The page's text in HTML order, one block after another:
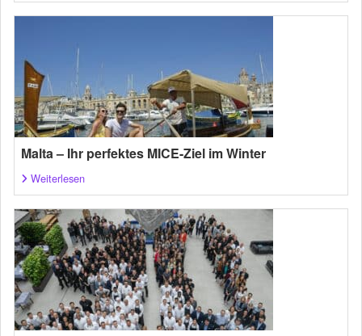
Malta – Ihr perfektes MICE-Ziel im Winter
Weiterlesen